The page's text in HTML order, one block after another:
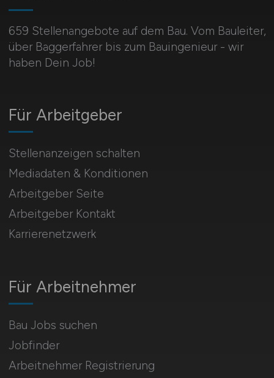
659 Stellenangebote auf dem Bau. Vom Bauleiter,
über Baggerfahrer bis zum Bauingenieur - wir
haben Dein Job!
Für Arbeitnehmer
Bau Jobs suchen
Jobfinder
Arbeitnehmer Registrierung
Für Arbeitgeber
Stellenanzeigen schalten
Mediadaten & Konditionen
Arbeitgeber Seite
Arbeitgeber Kontakt
Karrierenetzwerk